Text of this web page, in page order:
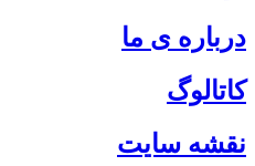
درباره ی ما
کاتالوگ
نقشه سایت